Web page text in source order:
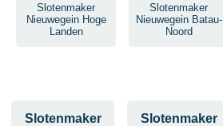
Slotenmaker
Nieuwegein Hoge
Landen
Slotenmaker
Nieuwegein Batau-
Noord
Slotenmaker
Slotenmaker